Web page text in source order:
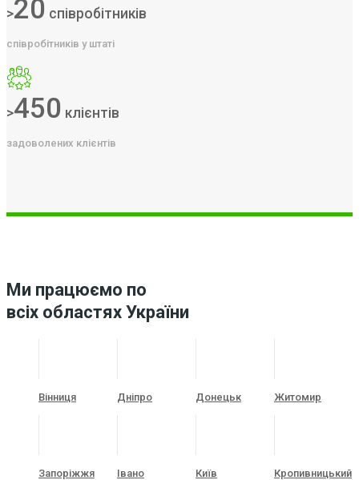
>20 співробітників
співробітників у штаті
>450 клієнтів
задоволених клієнтів
Ми працюємо по
всіх областях України
Вінниця Дніпро Донецьк Житомир
Запоріжжя
Івано
Київ Кропивницький